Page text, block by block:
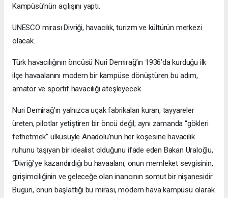
Kampüsü’nün açılışını yaptı.
UNESCO mirası Divriği, havacılık, turizm ve kültürün merkezi
olacak.
Türk havacılığının öncüsü Nuri Demirağ’ın 1936’da kurduğu ilk
ilçe havaalanını modern bir kampüse dönüştüren bu adım,
amatör ve sportif havacılığı ateşleyecek.
Nuri Demirağ’ın yalnızca uçak fabrikaları kuran, tayyareler
üreten, pilotlar yetiştiren bir öncü değil; aynı zamanda “gökleri
fethetmek” ülküsüyle Anadolu’nun her köşesine havacılık
ruhunu taşıyan bir idealist olduğunu ifade eden Bakan Uraloğlu,
“Divriği’ye kazandırdığı bu havaalanı, onun memleket sevgisinin,
girişimciliğinin ve geleceğe olan inancının somut bir nişanesidir.
Bugün, onun başlattığı bu mirası, modern hava kampüsü olarak